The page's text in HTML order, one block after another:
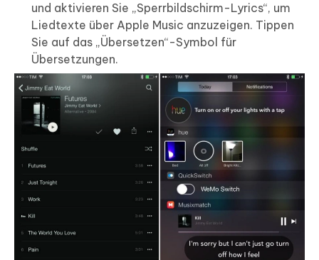
und aktivieren Sie „Sperrbildschirm-Lyrics“, um
Liedtexte über Apple Music anzuzeigen. Tippen
Sie auf das „Übersetzen“-Symbol für
Übersetzungen.